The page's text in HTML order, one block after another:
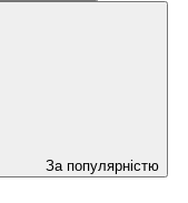
За популярністю